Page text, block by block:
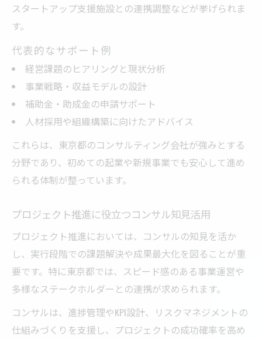
スタートアップ支援施設との連携調整などが挙げられま
す。
代表的なサポート例
経営課題のヒアリングと現状分析
事業戦略・収益モデルの設計
補助金・助成金の申請サポート
人材採用や組織構築に向けたアドバイス
これらは、東京都のコンサルティング会社が強みとする
分野であり、初めての起業や新規事業でも安心して進め
られる体制が整っています。
プロジェクト推進に役立つコンサル知見活用
プロジェクト推進においては、コンサルの知見を活か
し、実行段階での課題解決や成果最大化を図ることが重
要です。特に東京都では、スピード感のある事業運営や
多様なステークホルダーとの連携が求められます。
コンサルは、進捗管理やKPI設計、リスクマネジメントの
仕組みづくりを支援し、プロジェクトの成功確率を高め